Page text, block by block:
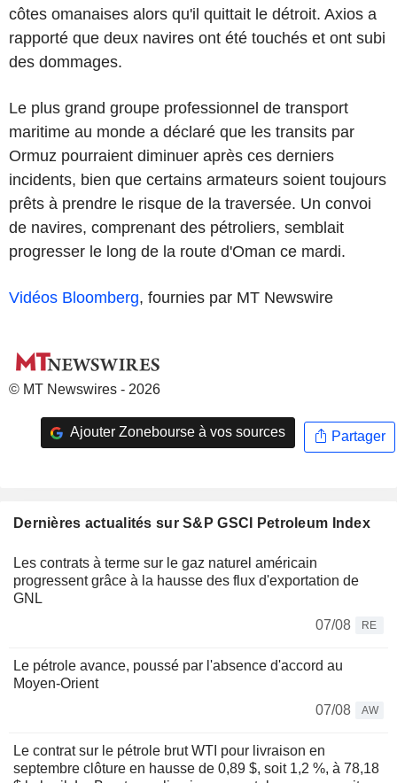
côtes omanaises alors qu'il quittait le détroit. Axios a
rapporté que deux navires ont été touchés et ont subi
des dommages.
Le plus grand groupe professionnel de transport
maritime au monde a déclaré que les transits par
Ormuz pourraient diminuer après ces derniers
incidents, bien que certains armateurs soient toujours
prêts à prendre le risque de la traversée. Un convoi
de navires, comprenant des pétroliers, semblait
progresser le long de la route d'Oman ce mardi.
Vidéos Bloomberg, fournies par MT Newswire
© MT Newswires - 2026
Ajouter Zonebourse à vos sources Partager
Dernières actualités sur S&P GSCI Petroleum Index
Les contrats à terme sur le gaz naturel américain
progressent grâce à la hausse des flux d'exportation de
GNL
07/08
RE
Le pétrole avance, poussé par l'absence d'accord au
Moyen-Orient
07/08
AW
Le contrat sur le pétrole brut WTI pour livraison en
septembre clôture en hausse de 0,89 $, soit 1,2 %, à 78,18